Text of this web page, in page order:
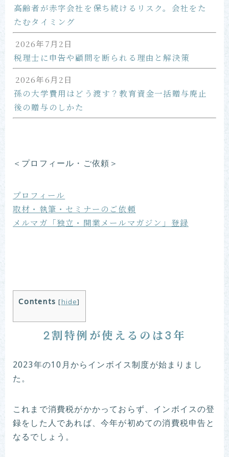
高齢者が赤字会社を保ち続けるリスク。会社をた
たむタイミング
2026年7月2日
税理士に申告や顧問を断られる理由と解決策
2026年6月2日
孫の大学費用はどう渡す？教育資金一括贈与廃止
後の贈与のしかた
＜プロフィール・ご依頼＞
プロフィール
取材・執筆・セミナーのご依頼
メルマガ「独立・開業メールマガジン」登録
Contents [hide]
2割特例が使えるのは3年
2023年の10月からインボイス制度が始まりまし
た。
これまで消費税がかかっておらず、インボイスの登
録をした人であれば、今年が初めての消費税申告と
なるでしょう。